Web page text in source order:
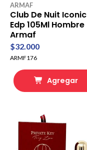
ARMAF
Club De Nuit Iconic
Edp 105Ml Hombre
Armaf
$32.000
ARMF176
Agregar